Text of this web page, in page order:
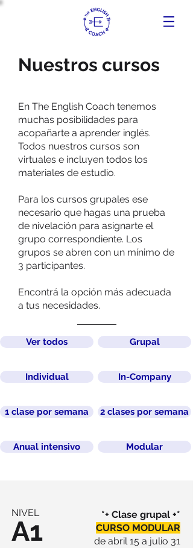
Nuestros cursos
En The English Coach tenemos
muchas posibilidades para
acopañarte a aprender inglés.
Todos nuestros cursos son
virtuales e incluyen todos los
materiales de estudio.
Para los cursos grupales ese
necesario que hagas una prueba
de nivelación para asignarte el
grupo correspondiente. Los
grupos se abren con un mínimo de
3 participantes.
Encontrá la opción más adecuada
a tus necesidades.
Ver todos
Individual
1 clase por semana
Anual intensivo
Grupal
In-Company
2 clases por semana
Modular
NIVEL
A1
*+ Clase grupal +*
de abril 15 a julio 31
CURSO MODULAR